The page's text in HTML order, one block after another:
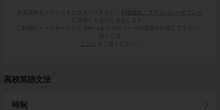
会員登録をクリックまたはタップすると、
利用規約・プライバシーポリシー
に同意したものとみなします。
ご利用のメールサービスで @try-it.jp からのメールの受信を許可して下さい。
詳しくは
こちら
をご覧ください。
高校英語文法
時制